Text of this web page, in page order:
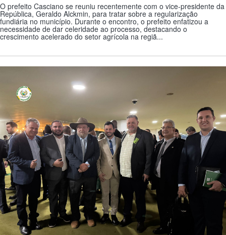
O prefeito Casciano se reuniu recentemente com o vice-presidente da
República, Geraldo Alckmin, para tratar sobre a regularização
fundiária no município. Durante o encontro, o prefeito enfatizou a
necessidade de dar celeridade ao processo, destacando o
crescimento acelerado do setor agrícola na regiã...